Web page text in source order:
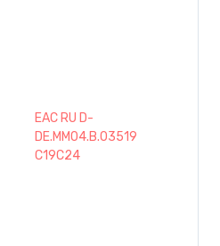
EAC RU D-
DE.MM04.B.03519
C19C24